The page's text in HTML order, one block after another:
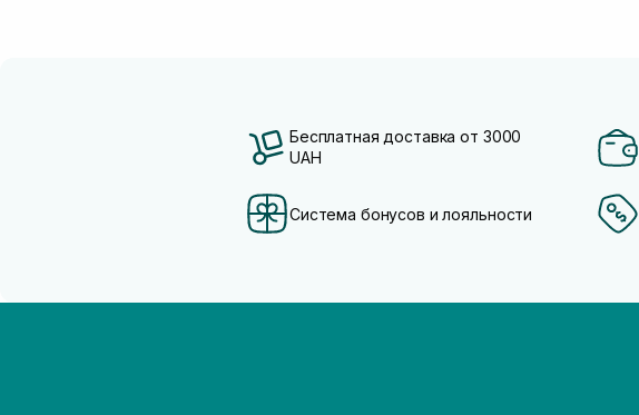
Бесплатная доставка от 3000
UAH
Система бонусов и лояльности